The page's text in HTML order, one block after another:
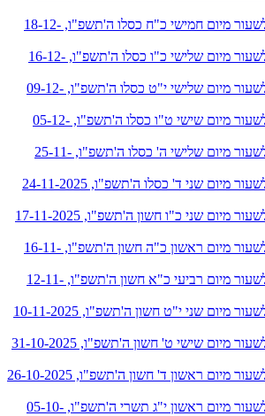
לחץ להאזנה לשעור מיום חמישי כ"ח כסלו ה'תשפ"ו, 18-12-
לחץ להאזנה לשעור מיום שלישי כ"ו כסלו ה'תשפ"ו, 16-12-
לחץ להאזנה לשעור מיום שלישי י"ט כסלו ה'תשפ"ו, 09-12-
לחץ להאזנה לשעור מיום שישי ט"ו כסלו ה'תשפ"ו, 05-12-
לחץ להאזנה לשעור מיום שלישי ה' כסלו ה'תשפ"ו, 25-11-
לחץ להאזנה לשעור מיום שני ד' כסלו ה'תשפ"ו, 24-11-2025
לחץ להאזנה לשעור מיום שני כ"ו חשון ה'תשפ"ו, 17-11-2025
לחץ להאזנה לשעור מיום ראשון כ"ה חשון ה'תשפ"ו, 16-11-
לחץ להאזנה לשעור מיום רביעי כ"א חשון ה'תשפ"ו, 12-11-
לחץ להאזנה לשעור מיום שני י"ט חשון ה'תשפ"ו, 10-11-2025
לחץ להאזנה לשעור מיום שישי ט' חשון ה'תשפ"ו, 31-10-2025
לחץ להאזנה לשעור מיום ראשון ד' חשון ה'תשפ"ו, 26-10-2025
לחץ להאזנה לשעור מיום ראשון י"ג תשרי ה'תשפ"ו, 05-10-